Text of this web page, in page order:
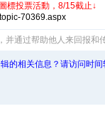
標投票活動，8/15截止↓
70369.aspx
并通过帮助他人来回报和
的相关信息？请访问时间